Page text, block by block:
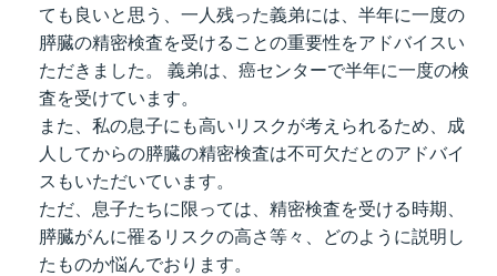
ても良いと思う、一人残った義弟には、半年に一度の
膵臓の精密検査を受けることの重要性をアドバイスい
ただきました。 義弟は、癌センターで半年に一度の検
査を受けています。
また、私の息子にも高いリスクが考えられるため、成
人してからの膵臓の精密検査は不可欠だとのアドバイ
スもいただいています。
ただ、息子たちに限っては、精密検査を受ける時期、
膵臓がんに罹るリスクの高さ等々、どのように説明し
たものか悩んでおります。